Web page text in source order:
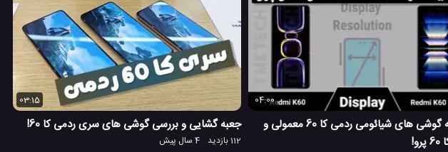
04:00
مقایسه گوشی های شیائومی ردمی کا 60 معمولی و
03:15
جعبه گشایی و بررسی گوشی های سری ردمی کا 60!
112 بازدید 4 سال پیش